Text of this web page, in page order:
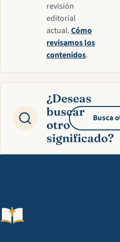
revisión
editorial
actual.Cómo
revisamos los
contenidos.
¿Deseas
buscar
otro
significado?
Busca